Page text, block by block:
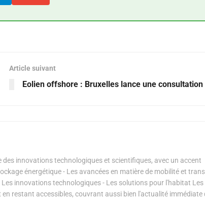
Article suivant
Eolien offshore : Bruxelles lance une consultation
innovations technologiques et scientifiques, avec un accent
énergétique - Les avancées en matière de mobilité et
innovations technologiques - Les solutions pour l'habitat
restant accessibles, couvrant aussi bien l'actualité immédiate